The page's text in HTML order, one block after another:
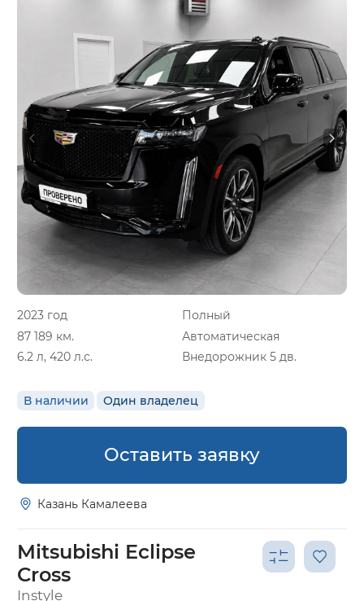
2023 год
Полный
87 189 км.
Автоматическая
6.2 л, 420 л.с.
Внедорожник 5 дв.
В наличии Один владелец
Оставить заявку
Казань Камалеева
Mitsubishi Eclipse
Cross
Instyle